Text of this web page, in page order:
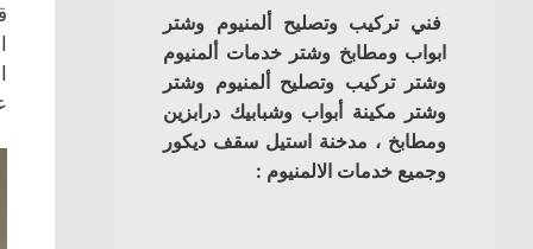
فني تركيب وتصليح ألمنيوم وشتر
ابواب ومطابخ وشتر خدمات ألمنيوم
وشتر تركيب وتصليح ألمنيوم وشتر
وشتر مكينة أبواب وشبابيك درابزين
ومطابخ ، مدخنة استيل سقف ديكور
وجميع خدمات الالمنيوم :